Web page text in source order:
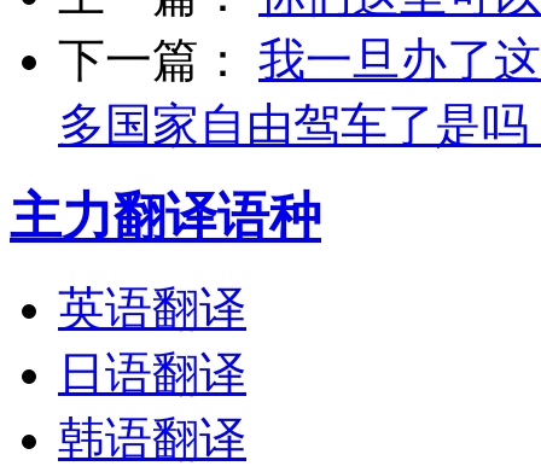
下一篇： 我一旦办了
多国家自由驾车了是吗
主力翻译语种
英语翻译
日语翻译
韩语翻译